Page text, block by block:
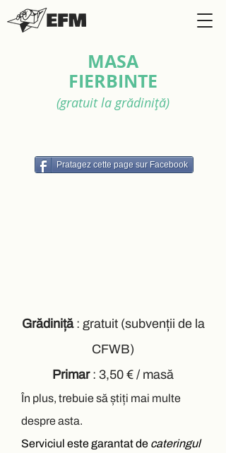
MASA
FIERBINTE
(gratuit la grădiniță)
Pratagez cette page sur Facebook
Grădiniță: gratuit (subvenții de la
CFWB)
Primar: 3,50 € / masă
În plus, trebuie să știți mai multe
despre asta.
Serviciul este garantat de cateringul